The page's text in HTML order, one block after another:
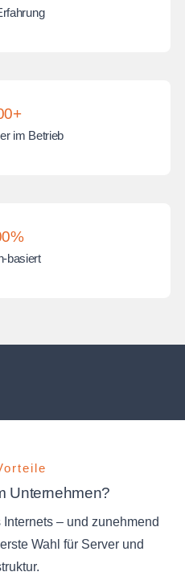
im Betrieb
basiert
Unternehmen?
– und zunehmend
Wahl für Server und